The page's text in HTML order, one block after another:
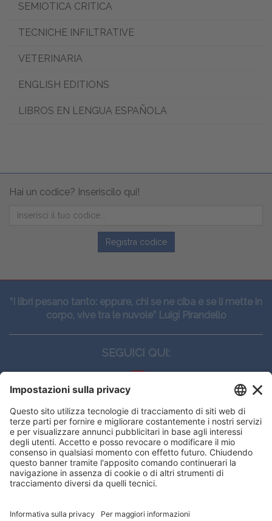
SEMIOTICA CRITICA
TECNICHE INFILTRATIVE
VETERINARIA
ENGLISH EDITIONS
LIBROS EN LENGUA ESPAÑOLA
Hai un codice? Inseriscilo qui!
Registra codice
“I libri pesano tanto: eppure, chi se ne ciba e se li mette in
corpo, vive tra le nuvole” Luigi Pirandello
SEGUICI QUI:
CONTATTI
Edi.Ermes srl
Viale E. Forlanini, 21 - 20134, Milano
(+39)027021121
E-mail:eeinfo@eenet.it
offrirti la migliore navigazione